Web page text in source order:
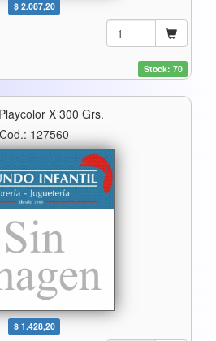
$ 2.087,20
Stock: 70
X 300 Grs.
Cod.: 127560
$ 1.428,20